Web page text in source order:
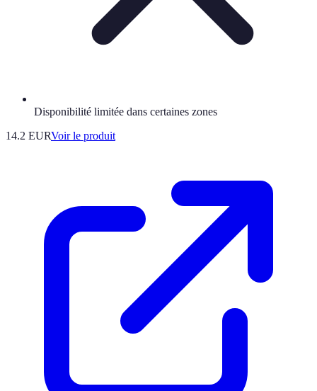
Disponibilité limitée dans certaines zones
14.2 EURVoir le produit